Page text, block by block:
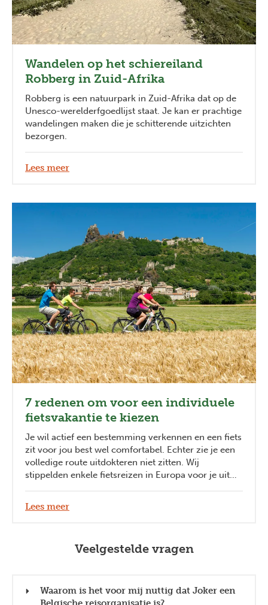
Wandelen op het schiereiland
Robberg in Zuid-Afrika
Robberg is een natuurpark in Zuid-Afrika dat op de
Unesco-werelderfgoedlijst staat. Je kan er prachtige
wandelingen maken die je schitterende uitzichten
bezorgen.
Lees meer
7 redenen om voor een individuele
fietsvakantie te kiezen
Je wil actief een bestemming verkennen en een fiets
zit voor jou best wel comfortabel. Echter zie je een
volledige route uitdokteren niet zitten. Wij
stippelden enkele fietsreizen in Europa voor je uit
waarom een fietsvakantie ook voor jou ideaal is!
Lees meer
Veelgestelde vragen
Waarom is het voor mij nuttig dat Joker een